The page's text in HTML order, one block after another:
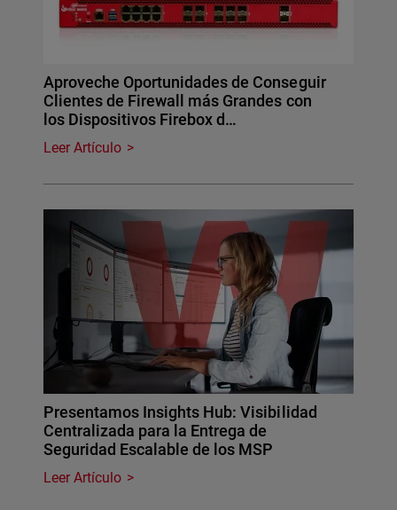
Aproveche Oportunidades de Conseguir
Clientes de Firewall más Grandes con
los Dispositivos Firebox d…
Leer Artículo
Presentamos Insights Hub: Visibilidad
Centralizada para la Entrega de
Seguridad Escalable de los MSP
Leer Artículo